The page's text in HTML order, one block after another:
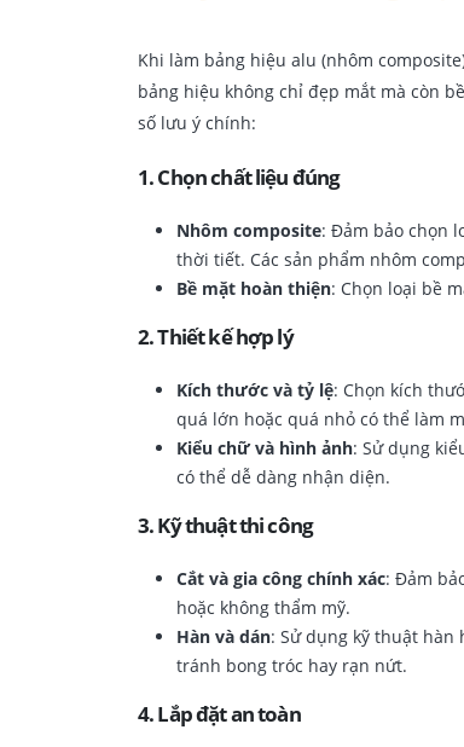
Khi làm bảng hiệu alu (nhôm
bảng hiệu không chỉ đẹp mắt mà còn
số lưu ý chính:
1.Chọn chất liệu đúng
Nhôm composite: Đảm bảo chọn
thời tiết. Các sản phẩm nhôm
Bề mặt hoàn thiện: Chọn loại bề
2.Thiết kế hợp lý
Kích thước và tỷ lệ: Chọn kích
quá lớn hoặc quá nhỏ có thể làm
Kiểu chữ và hình ảnh: Sử dụng
có thể dễ dàng nhận diện.
3.Kỹ thuật thi công
Cắt và gia công chính xác: Đảm
hoặc không thẩm mỹ.
Hàn và dán: Sử dụng kỹ thuật hàn
tránh bong tróc hay rạn nứt.
4.Lắp đặt an toàn